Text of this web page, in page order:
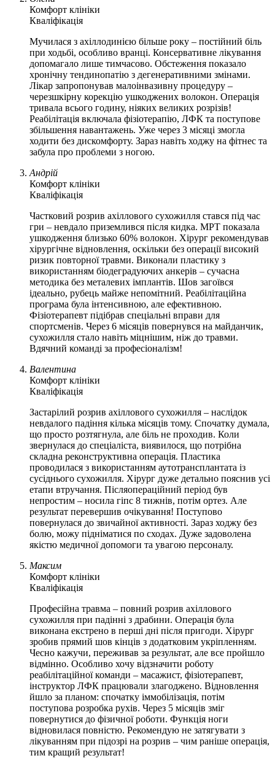
Комфорт клініки
Кваліфікація
Мучилася з ахіллодинією більше року – постійний біль
при ходьбі, особливо вранці. Консервативне лікування
допомагало лише тимчасово. Обстеження показало
хронічну тендинопатію з дегенеративними змінами.
Лікар запропонував малоінвазивну процедуру –
черезшкірну корекцію ушкоджених волокон. Операція
тривала всього годину, ніяких великих розрізів!
Реабілітація включала фізіотерапію, ЛФК та поступове
збільшення навантажень. Уже через 3 місяці змогла
ходити без дискомфорту. Зараз навіть ходжу на фітнес та
забула про проблеми з ногою.
Андрій
Комфорт клініки
Кваліфікація
Частковий розрив ахіллового сухожилля стався під час
гри – невдало приземлився після кидка. МРТ показала
ушкодження близько 60% волокон. Хірург рекомендував
хірургічне відновлення, оскільки без операції високий
ризик повторної травми. Виконали пластику з
використанням біодеградуючих анкерів – сучасна
методика без металевих імплантів. Шов загоївся
ідеально, рубець майже непомітний. Реабілітаційна
програма була інтенсивною, але ефективною.
Фізіотерапевт підібрав спеціальні вправи для
спортсменів. Через 6 місяців повернувся на майданчик,
сухожилля стало навіть міцнішим, ніж до травми.
Вдячний команді за професіоналізм!
Валентина
Комфорт клініки
Кваліфікація
Застарілий розрив ахіллового сухожилля – наслідок
невдалого падіння кілька місяців тому. Спочатку думала,
що просто розтягнула, але біль не проходив. Коли
звернулася до спеціаліста, виявилося, що потрібна
складна реконструктивна операція. Пластика
проводилася з використанням аутотрансплантата із
сусіднього сухожилля. Хірург дуже детально пояснив усі
етапи втручання. Післяопераційний період був
непростим – носила гіпс 8 тижнів, потім ортез. Але
результат перевершив очікування! Поступово
повернулася до звичайної активності. Зараз ходжу без
болю, можу підніматися по сходах. Дуже задоволена
якістю медичної допомоги та увагою персоналу.
Максим
Комфорт клініки
Кваліфікація
Професійна травма – повний розрив ахіллового
сухожилля при падінні з драбини. Операція була
виконана екстрено в перші дні після пригоди. Хірург
зробив прямий шов кінців з додатковим укріпленням.
Чесно кажучи, переживав за результат, але все пройшло
відмінно. Особливо хочу відзначити роботу
реабілітаційної команди – масажист, фізіотерапевт,
інструктор ЛФК працювали злагоджено. Відновлення
йшло за планом: спочатку іммобілізація, потім
поступова розробка рухів. Через 5 місяців зміг
повернутися до фізичної роботи. Функція ноги
відновилася повністю. Рекомендую не затягувати з
лікуванням при підозрі на розрив – чим раніше операція,
тим кращий результат!